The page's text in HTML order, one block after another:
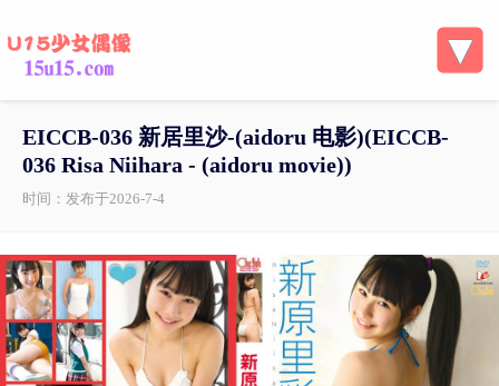
EICCB-036 新居里沙-(aidoru 电影)(EICCB-
036 Risa Niihara - (aidoru movie))
时间：发布于2026-7-4